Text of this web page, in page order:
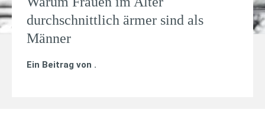
durchschnittlich ärmer sind als
Männer
Ein Beitrag von .